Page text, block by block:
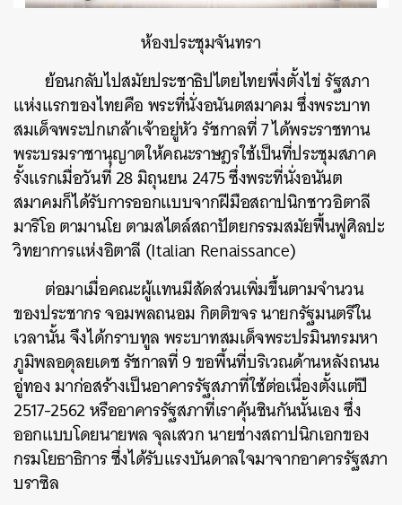
ห้องประชุมจันทรา
ย้อนกลับไปสมัยประชาธิปไตยไทยพึ่งตั้งไข่ รัฐสภา
แห่งแรกของไทยคือ พระที่นั่งอนันตสมาคม ซึ่งพระบาท
สมเด็จพระปกเกล้าเจ้าอยู่หัว รัชกาลที่ 7 ได้พระราชทาน
พระบรมราชานุญาตให้คณะราษฎรใช้เป็นที่ประชุมสภาค
รั้งแรกเมื่อวันที่ 28 มิถุนยน 2475 ซึ่งพระที่นั่งอนันต
สมาคมก็ได้รับการออกแบบจากฝีมือสถาปนิกชาวอิตาลี
มาริโอ ตามานโย ตามสไตล์สถาปัตยกรรมสมัยฟื้นฟูศิลปะ
วิทยาการแห่งอิตาลี (Italian Renaissance)
ต่อมาเมื่อคณะผู้แทนมีสัดส่วนเพิ่มขึ้นตามจำนวน
ของประชากร จอมพลถนอม กิตติขจร นายกรัฐมนตรีใน
เวลานั้น จึงได้กราบทูล พระบาทสมเด็จพระปรมินทรมหา
ภูมิพลอดุลยเดช รัชกาลที่ 9 ขอพื้นที่บริเวณด้านหลังถนน
อู่ทอง มาก่อสร้างเป็นอาคารรัฐสภาที่ใช้ต่อเนื่องตั้งแต่ปี
2517-2562 หรืออาคารรัฐสภาที่เราคุ้นชินกันนั้นเอง ซึ่ง
ออกแบบโดยนายพล จุลเสวก นายช่างสถาปนิกเอกของ
กรมโยธาธิการ ซึ่งได้รับแรงบันดาลใจมาจากอาคารรัฐสภา
บราซิล